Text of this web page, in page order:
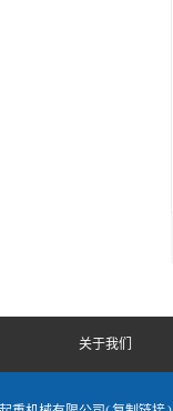
关于我们